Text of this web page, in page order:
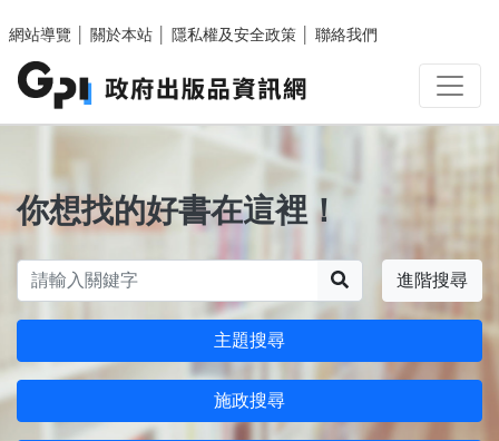
網站導覽
關於本站 隱私權及安全政策 聯絡我們
你想找的好書在這裡！
進階搜尋
主題搜尋
施政搜尋